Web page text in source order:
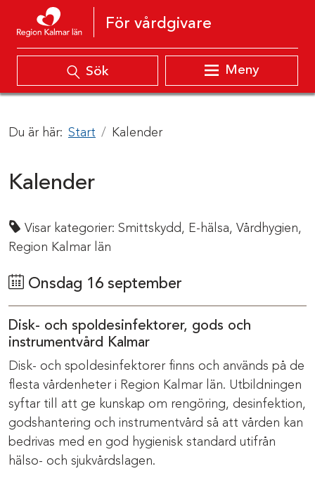
Hoppa till innehåll
För vårdgivare
Sök Meny
Du är här: Start Kalender
Kalender
Visar kategorier: Smittskydd, E-hälsa, Vårdhygien,
Region Kalmar län
Onsdag 16 september
Disk- och spoldesinfektorer, gods och
instrumentvård Kalmar
Disk- och spoldesinfektorer finns och används på de
flesta vårdenheter i Region Kalmar län. Utbildningen
syftar till att ge kunskap om rengöring, desinfektion,
godshantering och instrumentvård så att vården kan
bedrivas med en god hygienisk standard utifrån
hälso- och sjukvårdslagen.